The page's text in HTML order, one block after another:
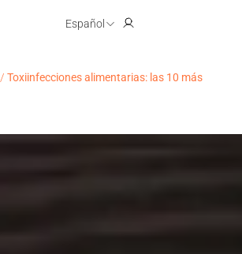
Español
/ Toxiinfecciones alimentarias: las 10 más